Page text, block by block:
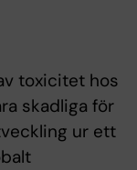
toxicitet hos
skadliga för
ur ett